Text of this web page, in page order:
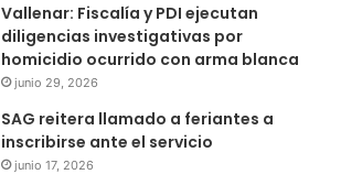
Vallenar: Fiscalía y PDI ejecutan
diligencias investigativas por
homicidio ocurrido con arma blanca
junio 29, 2026
SAG reitera llamado a feriantes a
inscribirse ante el servicio
junio 17, 2026